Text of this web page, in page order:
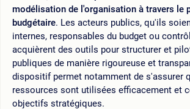
modélisation de l'organisation à travers le
budgétaire. Les acteurs publics, qu'ils
internes, responsables du budget ou
acquièrent des outils pour structurer et
publiques de manière rigoureuse et
dispositif permet notamment de s'assurer
ressources sont utilisées efficacement et
objectifs stratégiques.